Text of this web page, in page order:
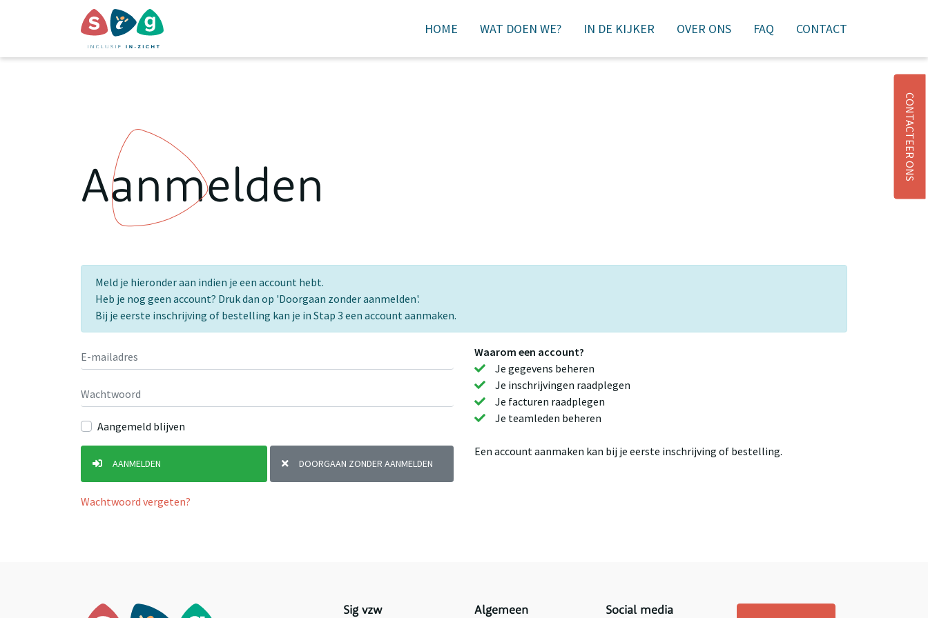
DONEREN NIEUWSBRIEF AANMELDEN WINKELMAND
HOME WAT DOEN WE? IN DE KIJKER OVER ONS FAQ CONTACT
Aanmelden
Meld je hieronder aan indien je een account hebt.
Heb je nog geen account? Druk dan op 'Doorgaan zonder aanmelden'.
Bij je eerste inschrijving of bestelling kan je in Stap 3 een account aanmaken.
Aangemeld blijven
AANMELDEN DOORGAAN ZONDER AANMELDEN
Wachtwoord vergeten?
Waarom een account?
Je gegevens beheren
Je inschrijvingen raadplegen
Je facturen raadplegen
Je teamleden beheren
Een account aanmaken kan bij je eerste inschrijving of bestelling.
Sig vzw Algemeen Social media
CONTACTEER ONS